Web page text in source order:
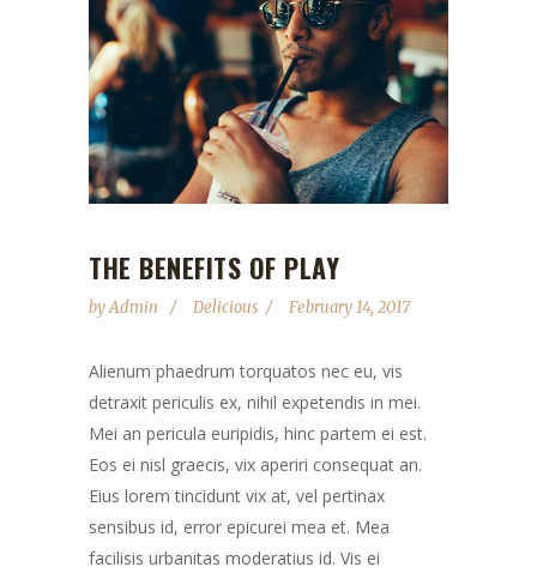
THE BENEFITS OF PLAY
byAdmin Delicious February 14, 2017
Alienum phaedrum torquatos nec eu, vis
detraxit periculis ex, nihil expetendis in mei.
Mei an pericula euripidis, hinc partem ei est.
Eos ei nisl graecis, vix aperiri consequat an.
Eius lorem tincidunt vix at, vel pertinax
sensibus id, error epicurei mea et. Mea
facilisis urbanitas moderatius id. Vis ei